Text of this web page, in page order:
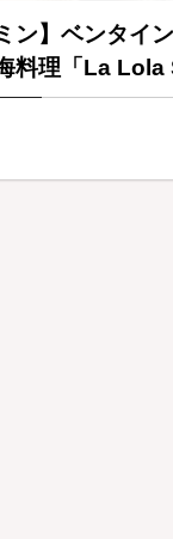
ン】ベンタイ
料理「La Lola